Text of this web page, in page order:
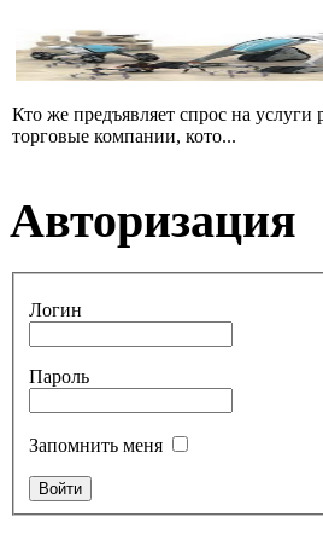
Кто же предъявляет спрос на
торговые компании, кото...
Авторизация
Логин
Пароль
Запомнить меня